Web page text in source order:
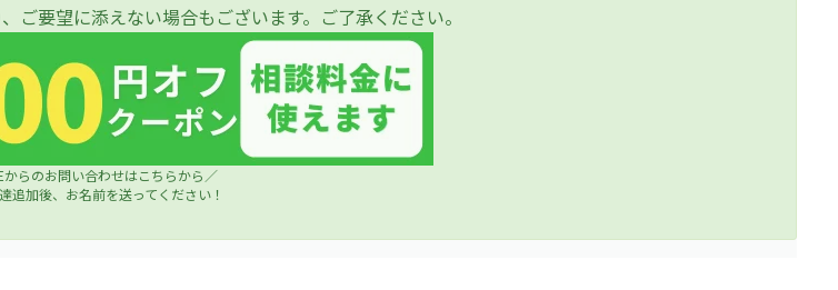
ご要望に添えない場合もございます。ご了承ください。
からのお問い合わせはこちらから／
追加後、お名前を送ってください！